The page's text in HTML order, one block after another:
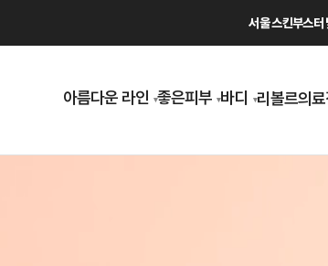
서울 스킨부스터
아름다운 라인 좋은피부 바디 리볼르의